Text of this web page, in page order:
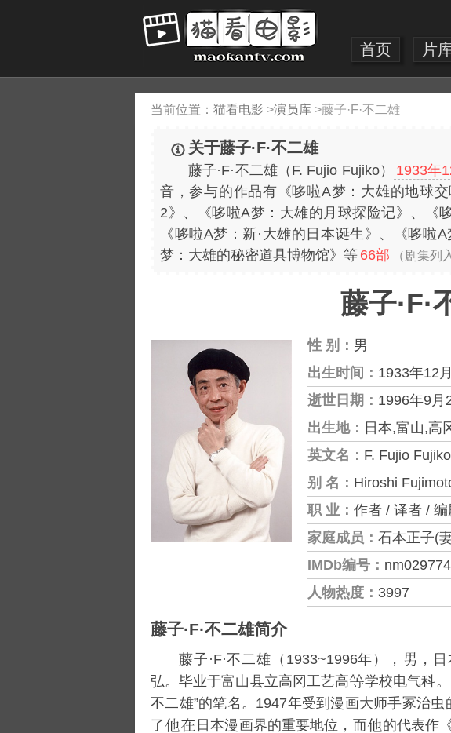
首页 片
当前位置： 猫看电影 >演员库 >藤子·F·不二雄
关于藤子·F·不二雄
藤子·F·不二雄（F. Fujio Fujiko） 1933年
音，参与的作品有《哆啦A梦：大雄的地球
2》、《哆啦A梦：大雄的月球探险记》、《
《哆啦A梦：新·大雄的日本诞生》、《哆
梦：大雄的秘密道具博物馆》等 66部 （剧集列
藤子
性 别： 男
出生时间： 1933年12
逝世日期： 1996年9月
出生地： 日本,富山,高
英文名： F. Fujio Fujiko
别 名： Hiroshi
职 业： 作者 / 译者 /
家庭成员： 石本正子(
IMDb编号：
人物热度： 3997
藤子·F·不二雄简介
藤子·F·不二雄（1933~1996年）， ，
弘。毕业于富山县立高冈工艺高
学校电气科
不二雄”的笔名。1947年受到漫画大师手冢治
了
日本漫画界的重要地位，而
的代表作